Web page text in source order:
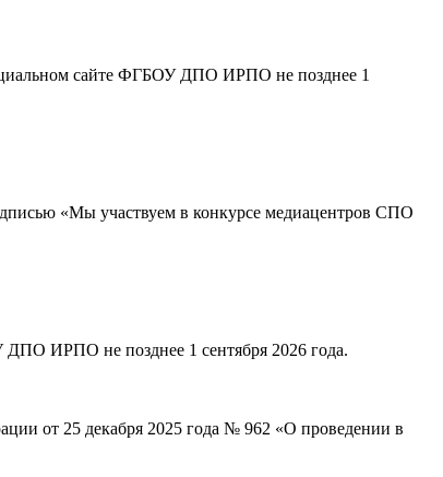
сайте ФГБОУ ДПО ИРПО не позднее 1
«Мы участвуем в конкурсе медиацентров СПО
ДПО ИРПО не позднее 1 сентября 2026 года.
от 25 декабря 2025 года № 962 «О проведении в